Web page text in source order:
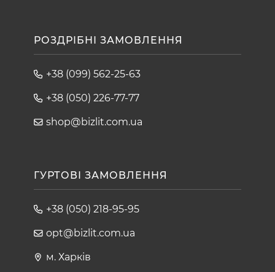
РОЗДРІБНІ ЗАМОВЛЕННЯ
+38 (099) 562-25-63
+38 (050) 226-77-77
shop@bizlit.com.ua
ГУРТОВІ ЗАМОВЛЕННЯ
+38 (050) 218-95-95
opt@bizlit.com.ua
м. Харків